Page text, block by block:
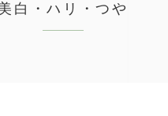
白・ハリ・つや